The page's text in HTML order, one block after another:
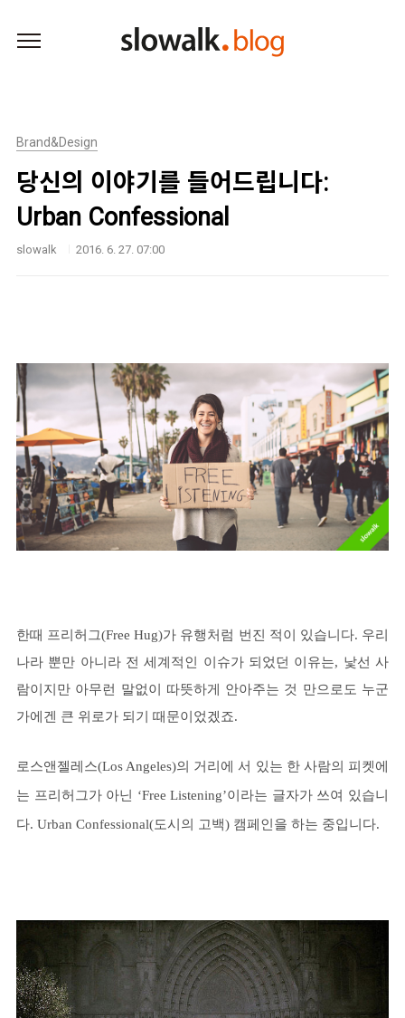
Brand&Design
당신의 이야기를 들어드립니다:
Urban Confessional
slowalk 2016. 6. 27. 07:00
한때 프리허그(Free Hug)가 유행처럼 번진 적이 있습니다. 우리
나라 뿐만 아니라 전 세계적인 이슈가 되었던 이유는, 낯선 사
람이지만 아무런 말없이 따뜻하게 안아주는 것 만으로도 누군
가에겐 큰 위로가 되기 때문이었겠죠.
로스앤젤레스(Los Angeles)의 거리에 서 있는 한 사람의 피켓에
는 프리허그가 아닌 ‘Free Listening’이라는 글자가 쓰여 있습니
다. Urban Confessional(도시의 고백) 캠페인을 하는 중입니다.